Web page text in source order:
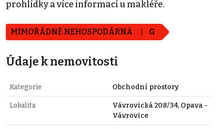
prohlídky a více informací u makléře.
MIMOŘÁDNĚ NEHOSPODÁRNÁ G
Údaje k nemovitosti
Kategorie Obchodní prostory
Lokalita
Vávrovická 208/34, Opava -
Vávrovice